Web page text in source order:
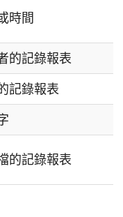
時間
的記錄報表
記錄報表
的記錄報表